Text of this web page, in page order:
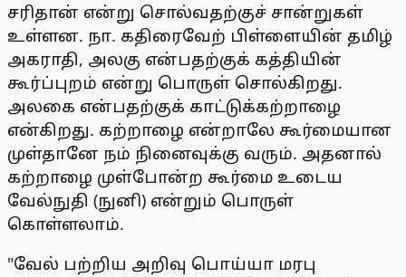
சரிதான் என்று சொல்வதற்குச் சான்றுகள்
உள்ளன. நா. கதிரைவேற் பிள்ளையின் தமிழ்
அகராதி, அலகு என்பதற்குக் கத்தியின்
கூர்ப்புறம் என்று பொருள் சொல்கிறது.
அலகை என்பதற்குக் காட்டுக்கற்றாழை
என்கிறது. கற்றாழை என்றாலே கூர்மையான
முள்தானே நம் நினைவுக்கு வரும். அதனால்
கற்றாழை முள்போன்ற கூர்மை உடைய
வேல்நுதி (நுனி) என்றும் பொருள்
கொள்ளலாம்.
"வேல் பற்றிய அறிவு பொய்யா மரபு